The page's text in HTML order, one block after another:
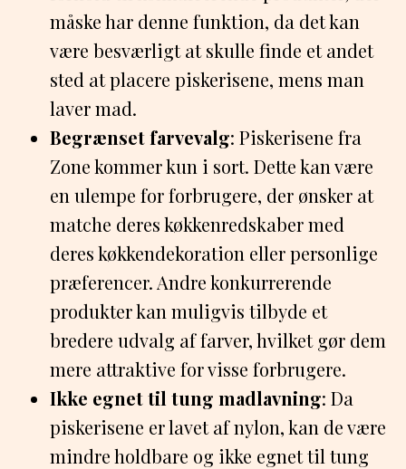
måske har denne funktion, da det kan
være besværligt at skulle finde et andet
sted at placere piskerisene, mens man
laver mad.
Begrænset farvevalg: Piskerisene fra
Zone kommer kun i sort. Dette kan være
en ulempe for forbrugere, der ønsker at
matche deres køkkenredskaber med
deres køkkendekoration eller personlige
præferencer. Andre konkurrerende
produkter kan muligvis tilbyde et
bredere udvalg af farver, hvilket gør dem
mere attraktive for visse forbrugere.
Ikke egnet til tung madlavning: Da
piskerisene er lavet af nylon, kan de være
mindre holdbare og ikke egnet til tung